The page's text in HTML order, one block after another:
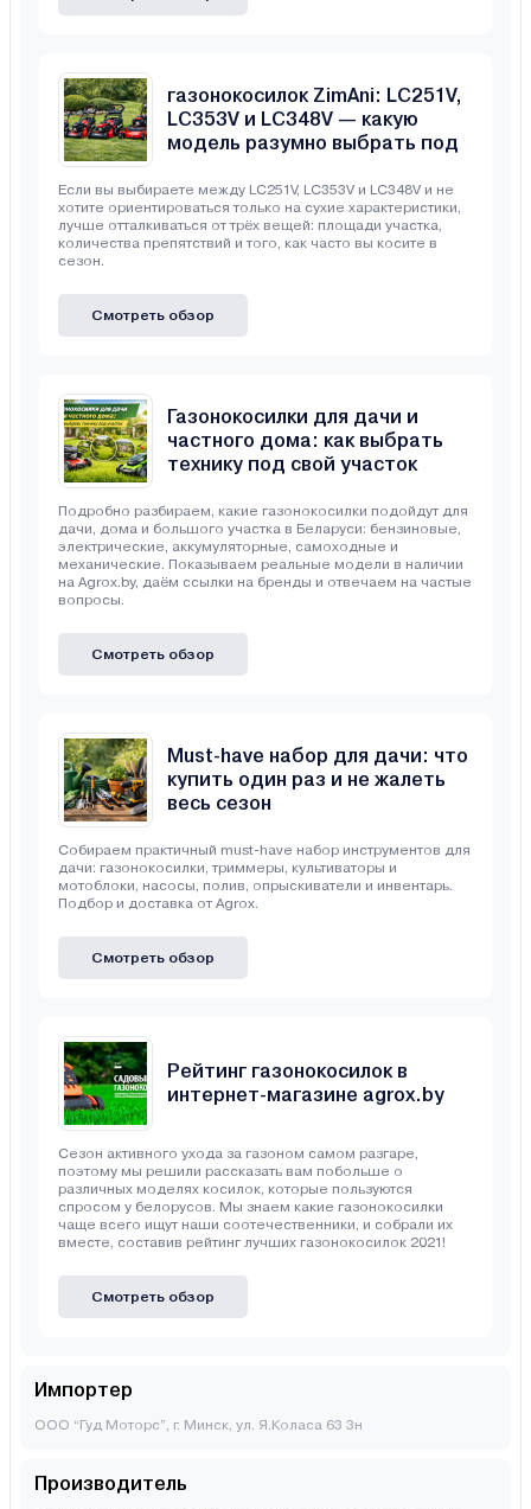
газонокосилок ZimAni: LC251V,
LC353V и LC348V — какую
модель разумно выбрать под
Если вы выбираете между LC251V, LC353V и LC348V и не
хотите ориентироваться только на сухие характеристики,
лучше отталкиваться от трёх вещей: площади участка,
количества препятствий и того, как часто вы косите в
сезон.
Смотреть обзор
Газонокосилки для дачи и
частного дома: как выбрать
технику под свой участок
Подробно разбираем, какие газонокосилки подойдут для
дачи, дома и большого участка в Беларуси: бензиновые,
электрические, аккумуляторные, самоходные и
механические. Показываем реальные модели в наличии
на Agrox.by, даём ссылки на бренды и отвечаем на частые
вопросы.
Смотреть обзор
Must-have набор для дачи: что
купить один раз и не жалеть
весь сезон
Собираем практичный must-have набор инструментов для
дачи: газонокосилки, триммеры, культиваторы и
мотоблоки, насосы, полив, опрыскиватели и инвентарь.
Подбор и доставка от Agrox.
Смотреть обзор
Рейтинг газонокосилок в
интернет-магазине agrox.by
Сезон активного ухода за газоном самом разгаре,
поэтому мы решили рассказать вам побольше о
различных моделях косилок, которые пользуются
спросом у белорусов. Мы знаем какие газонокосилки
чаще всего ищут наши соотечественники, и собрали их
вместе, составив рейтинг лучших газонокосилок 2021!
Смотреть обзор
Импортер
ООО “Гуд Моторс”, г. Минск, ул. Я.Коласа 63 3н
Производитель